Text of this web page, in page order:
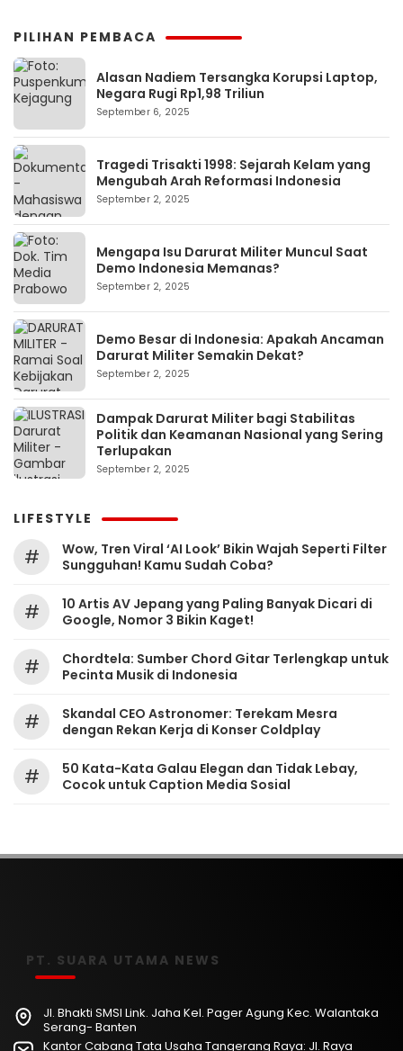
PILIHAN PEMBACA
Alasan Nadiem Tersangka Korupsi Laptop,
Negara Rugi Rp1,98 Triliun
September 6, 2025
Tragedi Trisakti 1998: Sejarah Kelam yang
Mengubah Arah Reformasi Indonesia
September 2, 2025
Mengapa Isu Darurat Militer Muncul Saat
Demo Indonesia Memanas?
September 2, 2025
Demo Besar di Indonesia: Apakah Ancaman
Darurat Militer Semakin Dekat?
September 2, 2025
Dampak Darurat Militer bagi Stabilitas
Politik dan Keamanan Nasional yang Sering
Terlupakan
September 2, 2025
LIFESTYLE
#
Wow, Tren Viral ‘AI Look’ Bikin Wajah Seperti Filter
Sungguhan! Kamu Sudah Coba?
#
10 Artis AV Jepang yang Paling Banyak Dicari di
Google, Nomor 3 Bikin Kaget!
#
Chordtela: Sumber Chord Gitar Terlengkap untuk
Pecinta Musik di Indonesia
#
Skandal CEO Astronomer: Terekam Mesra
dengan Rekan Kerja di Konser Coldplay
#
50 Kata-Kata Galau Elegan dan Tidak Lebay,
Cocok untuk Caption Media Sosial
PT. SUARA UTAMA NEWS
Jl. Bhakti SMSI Link. Jaha Kel. Pager Agung Kec. Walantaka
Serang- Banten
Kantor Cabang Tata Usaha Tangerang Raya: Jl. Raya